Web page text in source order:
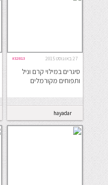
27 באוגוסט 2015 #32813
סיגרים במילוי קרם וניל
ותפוחים מקורמלים
hayadar